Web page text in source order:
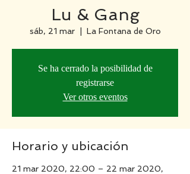
Lu & Gang
sáb, 21 mar
  |
La Fontana de Oro
Se ha cerrado la posibilidad de
registrarse
Ver otros eventos
Horario y ubicación
21 mar 2020, 22:00 – 22 mar 2020,